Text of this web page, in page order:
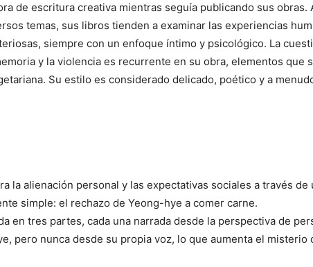
de escritura creativa mientras seguía publicando sus obras.
temas, sus libros tienden a examinar las experiencias
siempre con un enfoque íntimo y psicológico. La
y la violencia es recurrente en su obra, elementos que
Su estilo es considerado delicado, poético y a
la alienación personal y las expectativas sociales a través de
simple: el rechazo de Yeong-hye a comer carne.
en tres partes, cada una narrada desde la perspectiva de
pero nunca desde su propia voz, lo que aumenta el misterio